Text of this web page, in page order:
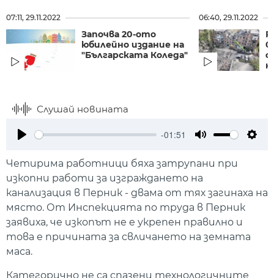
07:11, 29.11.2022
Започва 20-ото
юбилейно издание на
"Българската Коледа"
06:40, 29.11.2022
Слушай новината
-01:51
Четирима работници бяха затрупани при
изкопни работи за изграждането на
канализация в Перник - двама от тях загинаха на
място. От Инспекцията по труда в Перник
заявиха, че изкопът не е укрепен правилно и
това е причината за свличането на земната
маса.
Категорично не са спазени технологичните